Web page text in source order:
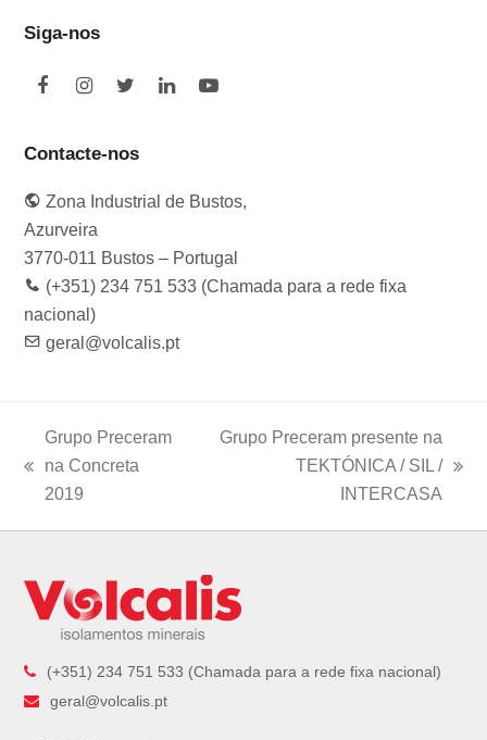
Siga-nos
F
e
o
o
k
I
t
g
r
a
m
T
t
e
r
L
d
I
Y
b
e
Contacte-nos
Zona Industrial de Bustos,
Azurveira
3770-011 Bustos – Portugal
(+351) 234 751 533 (Chamada para a rede fixa
nacional)
geral@volcalis.pt
Grupo Preceram
na Concreta
2019
Grupo Preceram presente na
TEKTÓNICA / SIL /
INTERCASA
(+351) 234 751 533 (Chamada para a rede fixa nacional)
geral@volcalis.pt